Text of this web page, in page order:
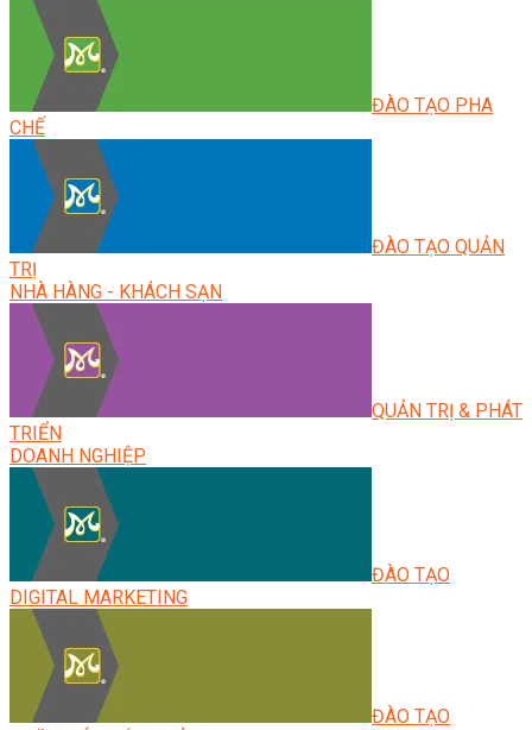
ĐÀO TẠO PHA
CHẾ
ĐÀO TẠO QUẢN
TRỊ
NHÀ HÀNG - KHÁCH SẠN
QUẢN TRỊ & PHÁT
TRIỂN
DOANH NGHIỆP
ĐÀO TẠO
DIGITAL MARKETING
ĐÀO TẠO